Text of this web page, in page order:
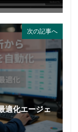
次の記事へ
適化エージェ